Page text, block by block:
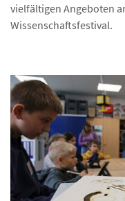
vielfältigen Angeboten
Wissenschaftsfestival.